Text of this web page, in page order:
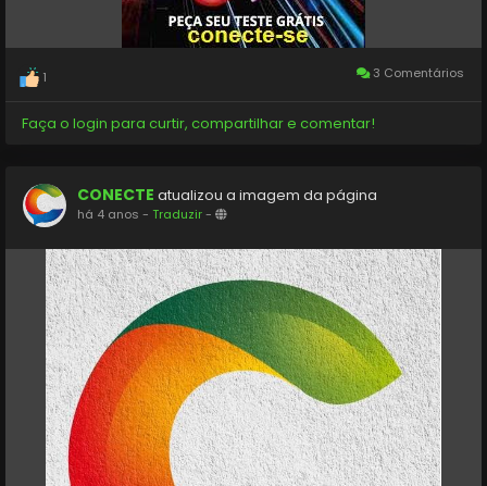
1 3 Comentários
Faça o login para curtir, compartilhar e comentar!
CONECTE atualizou a imagem da página
há 4 anos - Traduzir-